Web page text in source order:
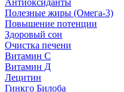
Антиоксиданты
Полезные жиры (Омега-3)
Повышение потенции
Здоровый сон
Очистка печени
Витамин С
Витамин Д
Лецитин
Гинкго Билоба